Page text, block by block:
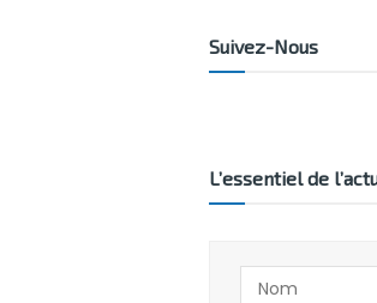
Suivez-Nous
L’essentiel de